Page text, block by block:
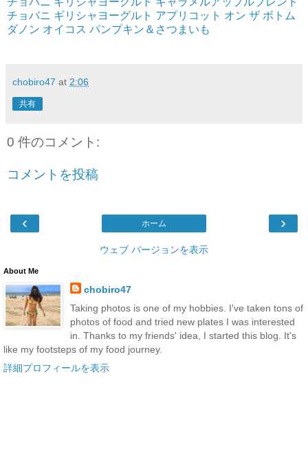
チョバニ ギリシャヨーグルト アプリコット オン ザ ボトム
ダノン オイコス パンプキン＆さつまいも
chobiro47 at 2:06
共有
0 件のコメント:
コメントを投稿
‹ ›
ホーム
ウェブ バージョンを表示
About Me
chobiro47
Taking photos is one of my hobbies. I've taken tons of
photos of food and tried new plates I was interested
in. Thanks to my friends' idea, I started this blog. It's
like my footsteps of my food journey.
詳細プロフィールを表示